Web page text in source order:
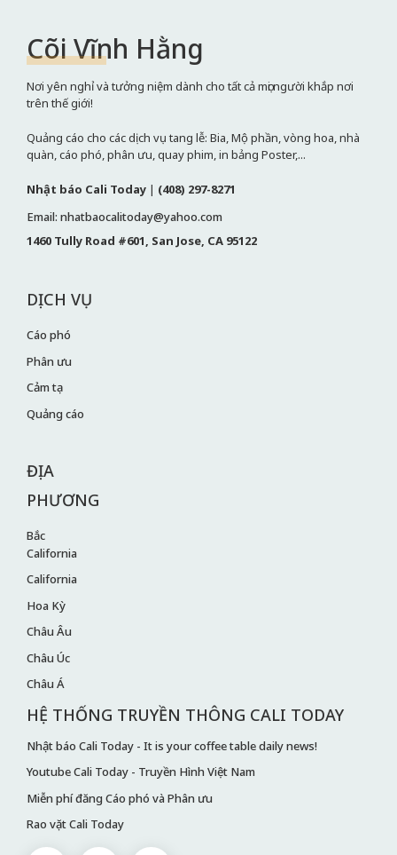
Cõi Vĩnh Hằng
Nơi yên nghỉ và tưởng niệm dành cho tất cả mọi người khắp nơi
trên thế giới!
Quảng cáo cho các dịch vụ tang lễ: Bia, Mộ phần, vòng hoa, nhà
quàn, cáo phó, phân ưu, quay phim, in bảng Poster,...
Nhật báo Cali Today | (408) 297-8271
Email: nhatbaocalitoday@yahoo.com
1460 Tully Road #601, San Jose, CA 95122
DỊCH VỤ
Cáo phó
Phân ưu
Cảm tạ
Quảng cáo
ĐỊA
PHƯƠNG
Bắc
California
California
Hoa Kỳ
Châu Âu
Châu Úc
Châu Á
HỆ THỐNG TRUYỀN THÔNG CALI TODAY
Nhật báo Cali Today - It is your coffee table daily news!
Youtube Cali Today - Truyền Hình Việt Nam
Miễn phí đăng Cáo phó và Phân ưu
Rao vặt Cali Today